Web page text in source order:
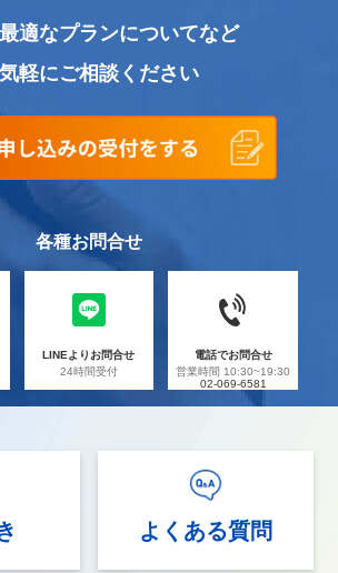
ができます。変更は、お客様が解
い限りにおいて承諾されたものと
約関係は、お客様が本規約に同意
れを当社が受注することによって
受注を完了した日を本サービスに
日とします。
用およびSIMカードについて
損などの理由によるSIMカードの再
場合、お客様は当社が指定する方
依頼を通知することとします。ま
より利用可能となるまでの期間も
の支払いの義務を免れるものでは
方法、支払い条件
適なプランについてなど
軽にご相談ください
各種お問合せ
LINEよりお問合せ
24時間受付
電話でお問合せ
営業時間 10:30~19:30
02-069-6581
よくある質問